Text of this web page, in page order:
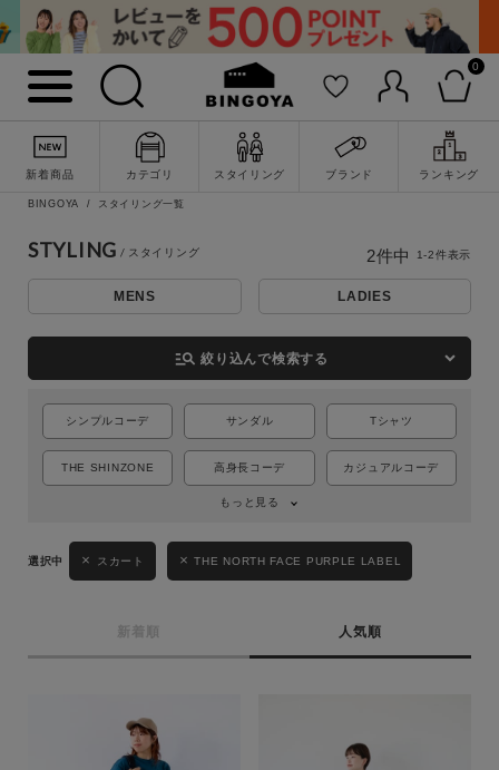
0
新着商品 カテゴリ スタイリング ブランド ランキング
詳細検索
キーワード
MENS LADIES KIDS
BINGOYA スタイリング一覧
STYLING
MENS LADIES
manage_search 絞り込んで検索する
シンプルコーデ サンダル Tシャツ
THE SHINZONE 高身長コーデ カジュアルコーデ
もっと見る
スカート THE NORTH FACE PURPLE LABEL
新着順 人気順
2件中 1-2件表示